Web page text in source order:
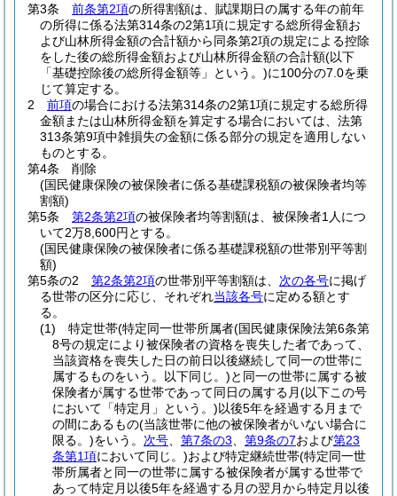
第3条
前条第2項の所得割額は、賦課期日の属する年の前年
の所得に係る法第314条の2第1項に規定する総所得金額お
よび山林所得金額の合計額から同条第2項の規定による控除
をした後の総所得金額および山林所得金額の合計額(以下
「基礎控除後の総所得金額等」という。)に100分の7.0を乗
じて算定する。
2
前項の場合における法第314条の2第1項に規定する総所得
金額または山林所得金額を算定する場合においては、法第
313条第9項中雑損失の金額に係る部分の規定を適用しない
ものとする。
第4条
削除
(国民健康保険の被保険者に係る基礎課税額の被保険者均等
割額)
第5条
第2条第2項の被保険者均等割額は、被保険者1人につ
いて2万8,600円とする。
(国民健康保険の被保険者に係る基礎課税額の世帯別平等割
額)
第5条の2
第2条第2項の世帯別平等割額は、 次の各号に掲げ
る世帯の区分に応じ、それぞれ当該各号に定める額とす
る。
(1)
特定世帯(特定同一世帯所属者(国民健康保険法第6条第
8号の規定により被保険者の資格を喪失した者であって、
当該資格を喪失した日の前日以後継続して同一の世帯に
属するものをいう。以下同じ。)と同一の世帯に属する被
保険者が属する世帯であって同日の属する月(以下この号
において「特定月」という。)以後5年を経過する月まで
の間にあるもの(当該世帯に他の被保険者がいない場合に
限る。)をいう。 次号 第7条の3 第9条の7および第23
条第1項において同じ。)および特定継続世帯(特定同一世
帯所属者と同一の世帯に属する被保険者が属する世帯で
あって特定月以後5年を経過する月の翌月から特定月以後